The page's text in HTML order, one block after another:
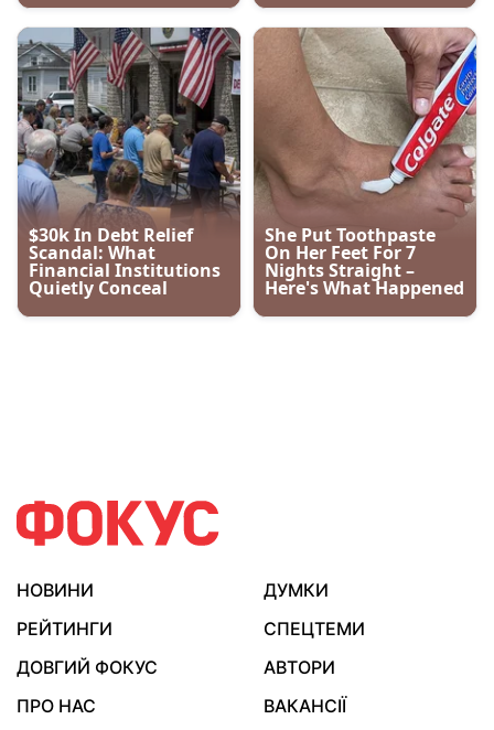
НОВИНИ
ДУМКИ
РЕЙТИНГИ
СПЕЦТЕМИ
ДОВГИЙ ФОКУС
АВТОРИ
ПРО НАС
ВАКАНСІЇ